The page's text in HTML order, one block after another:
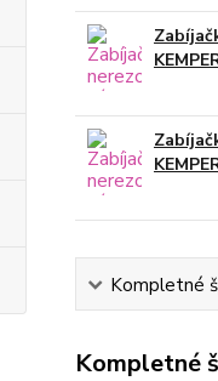
Kompletné
Kompletné